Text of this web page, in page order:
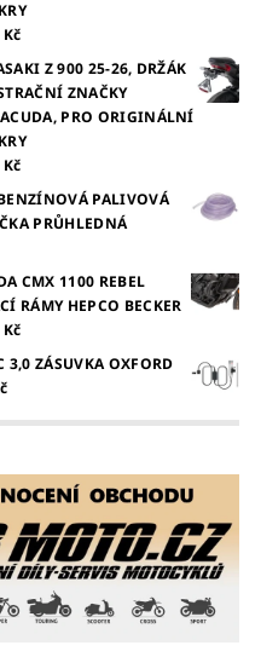
Z 900 25-26, DRŽÁK
ZNAČKY
PRO ORIGINÁLNÍ
PALIVOVÁ
PRŮHLEDNÁ
CMX 1100 REBEL
RÁMY HEPCO BECKER
3,0 ZÁSUVKA OXFORD